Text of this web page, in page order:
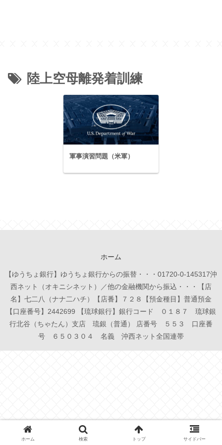
陸上空母離発着訓練
軍事演習問題（米軍）
ホーム
【ゆうちょ銀行】ゆうちょ銀行からの振替・・・01720-0-145317沖
西ネット（オキニシネット）／他の金融機関から振込・・・【店
名】七二八（ナナ二ハチ）【店番】７２８【預金種目】普通預金
【口座番号】2442699 【琉球銀行】銀行コード ０１８７ 琉球銀
行北谷（ちゃたん）支店 琉銀（普通） 店番号 ５５３ 口座番
号 ６５０３０４ 名義 沖西ネット全国連帯
ホーム 検索 トップ サイドバー